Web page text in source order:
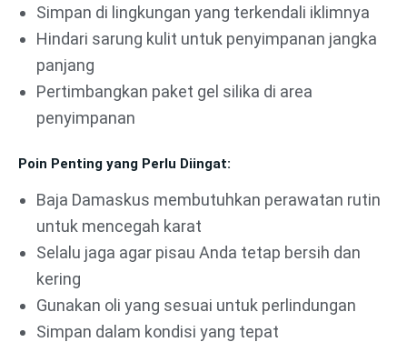
Simpan di lingkungan yang terkendali iklimnya
Hindari sarung kulit untuk penyimpanan jangka
panjang
Pertimbangkan paket gel silika di area
penyimpanan
Poin Penting yang Perlu Diingat:
Baja Damaskus membutuhkan perawatan rutin
untuk mencegah karat
Selalu jaga agar pisau Anda tetap bersih dan
kering
Gunakan oli yang sesuai untuk perlindungan
Simpan dalam kondisi yang tepat